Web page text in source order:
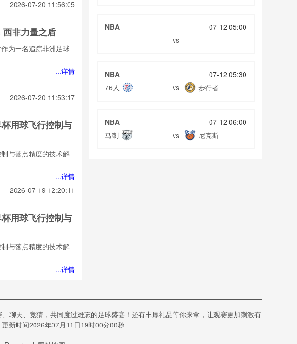
2026-07-20 11:56:05
非力量之盾
为一名追踪非洲足球
...详情
2026-07-20 11:53:17
用球飞行控制与
与落点精度的技术解
...详情
2026-07-19 12:20:11
用球飞行控制与
与落点精度的技术解
...详情
——基于2022卡
塔尔世界杯的实证检
NBA
07-12 05:00
vs
NBA
07-12 05:30
76人
vs 步行者
NBA
07-12 06:00
马刺
vs 尼克斯
NBA
07-12 09:30
猛龙
聊天、竞猜，共同度过难忘的足球盛宴！还有丰厚礼品等你来拿，让观赛更加刺激有
新时间2026年07月11日19时00分00秒